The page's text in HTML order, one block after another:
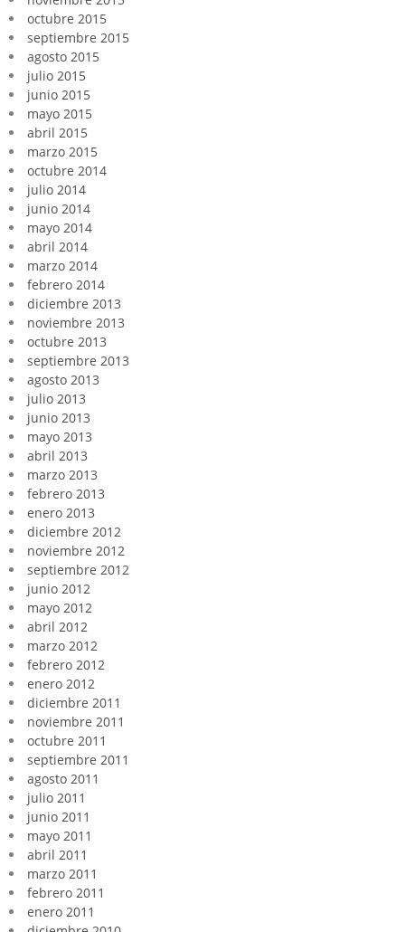
octubre 2015
septiembre 2015
agosto 2015
julio 2015
junio 2015
mayo 2015
abril 2015
marzo 2015
octubre 2014
julio 2014
junio 2014
mayo 2014
abril 2014
marzo 2014
febrero 2014
diciembre 2013
noviembre 2013
octubre 2013
septiembre 2013
agosto 2013
julio 2013
junio 2013
mayo 2013
abril 2013
marzo 2013
febrero 2013
enero 2013
diciembre 2012
noviembre 2012
septiembre 2012
junio 2012
mayo 2012
abril 2012
marzo 2012
febrero 2012
enero 2012
diciembre 2011
noviembre 2011
octubre 2011
septiembre 2011
agosto 2011
julio 2011
junio 2011
mayo 2011
abril 2011
marzo 2011
febrero 2011
enero 2011